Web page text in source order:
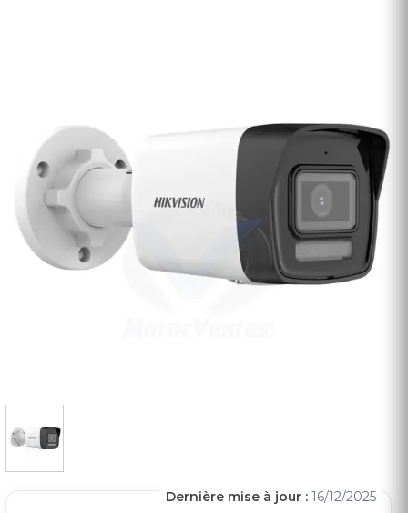
Dernière mise à jour : 16/12/2025